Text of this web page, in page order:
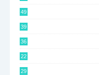
49
39
36
22
29